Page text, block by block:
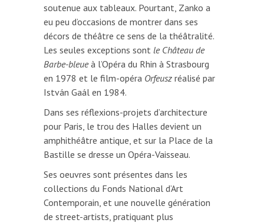
soutenue aux tableaux. Pourtant, Zanko a
eu peu d’occasions de montrer dans ses
décors de théâtre ce sens de la théâtralité.
Les seules exceptions sont le Château de
Barbe-bleueà l’Opéra du Rhin à Strasbourg
en 1978 et le film-opéra Orfeusz réalisé par
István Gaál en 1984.
Dans ses réflexions-projets d’architecture
pour Paris, le trou des Halles devient un
amphithéâtre antique, et sur la Place de la
Bastille se dresse un Opéra-Vaisseau.
Ses oeuvres sont présentes dans les
collections du Fonds National d’Art
Contemporain, et une nouvelle génération
de street-artists, pratiquant plus